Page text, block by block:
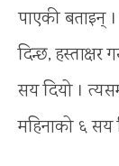
पाएकी बताइन्
दिन्छ,
सय दियो ।
महिनाको ६ सय